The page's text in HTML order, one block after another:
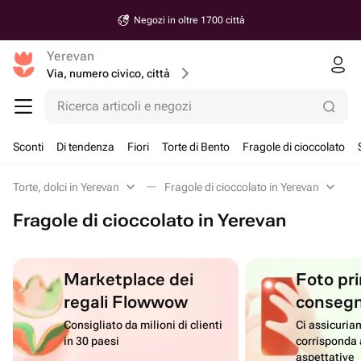
Negozi in oltre 1700 città
Yerevan
Via, numero civico, città
Ricerca articoli e negozi
Sconti Di tendenza Fiori Torte di Bento Fragole di cioccolato
Torte, dolci in Yerevan Fragole di cioccolato in Yerevan
Fragole di cioccolato in Yerevan
Marketplace dei
regali Flowwow
Consigliato da milioni di clienti
in 30 paesi
Foto
Ci
corrisponda
aspettative